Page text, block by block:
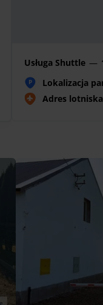
Usługa Shuttle —
P Lokalizacja
Adres